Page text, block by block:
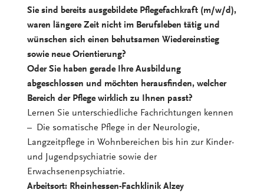
Sie sind bereits ausgebildete Pflegefachkraft (m/w/d),
waren längere Zeit nicht im Berufsleben tätig und
wünschen sich einen behutsamen Wiedereinstieg
sowie neue Orientierung?
Oder Sie haben gerade Ihre Ausbildung
abgeschlossen und möchten herausfinden, welcher
Bereich der Pflege wirklich zu Ihnen passt?
Lernen Sie unterschiedliche Fachrichtungen kennen
– Die somatische Pflege in der Neurologie,
Langzeitpflege in Wohnbereichen bis hin zur Kinder-
und Jugendpsychiatrie sowie der
Erwachsenenpsychiatrie.
Arbeitsort: Rheinhessen-Fachklinik Alzey